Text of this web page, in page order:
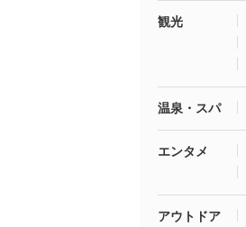
観光
温泉・スパ
エンタメ
アウトドア